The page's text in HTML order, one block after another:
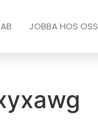
JOBBA HOS OSS